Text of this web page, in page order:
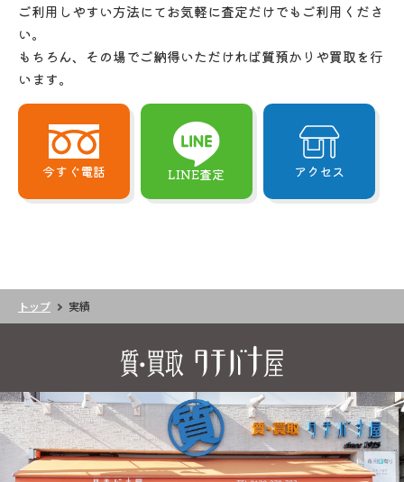
ご利用しやすい方法にてお気軽に査定だけでもご利用くださ
い。
もちろん、その場でご納得いただければ質預かりや買取を行
います。
今すぐ電話 LINE査定 アクセス
トップ 実績